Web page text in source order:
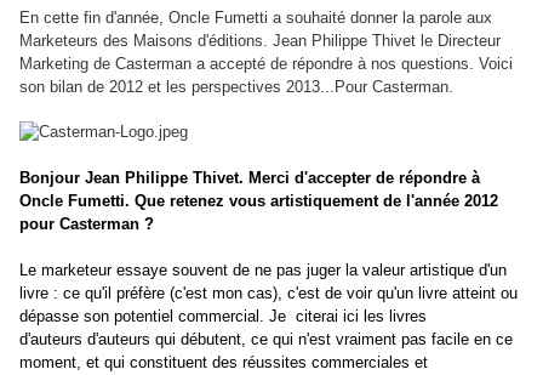
En cette fin d'année, Oncle Fumetti a souhaité donner la parole aux
Marketeurs des Maisons d'éditions. Jean Philippe Thivet le Directeur
Marketing de Casterman a accepté de répondre à nos questions. Voici
son bilan de 2012 et les perspectives 2013...Pour Casterman.
Bonjour Jean Philippe Thivet. Merci d'accepter de répondre à
Oncle Fumetti. Que retenez vous artistiquement de l'année 2012
pour Casterman ?
Le marketeur essaye souvent de ne pas juger la valeur artistique d'un
livre : ce qu'il préfère (c'est mon cas), c'est de voir qu'un livre atteint ou
dépasse son potentiel commercial. Je citerai ici les livres
d'auteurs d'auteurs qui débutent, ce qui n'est vraiment pas facile en ce
moment, et qui constituent des réussites commerciales et